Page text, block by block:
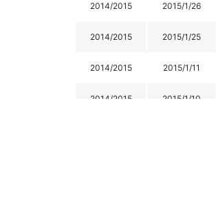
2014/2015 2015/1/26
2014/2015 2015/1/25
2014/2015 2015/1/11
2014/2015 2015/1/10